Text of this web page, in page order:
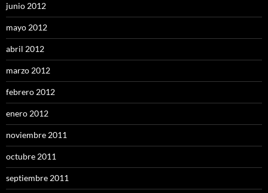
junio 2012
mayo 2012
abril 2012
marzo 2012
febrero 2012
enero 2012
noviembre 2011
octubre 2011
septiembre 2011